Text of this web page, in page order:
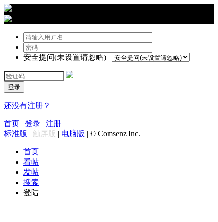
安全提问(未设置请忽略)
登录
还没有注册？
首页 | 登录 | 注册
标准版 | 触屏版 | 电脑版 | © Comsenz Inc.
首页
看帖
发帖
搜索
登陆